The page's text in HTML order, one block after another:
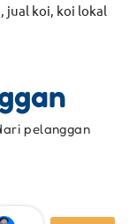
, jual koi, koi lokal
pelanggan